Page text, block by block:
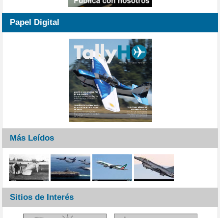
Papel Digital
Más Leídos
Sitios de Interés